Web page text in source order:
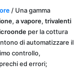
/ Una gamma
, a vapore, trivalenti
per la cottura
di automatizzare il
controllo,
ed errori;